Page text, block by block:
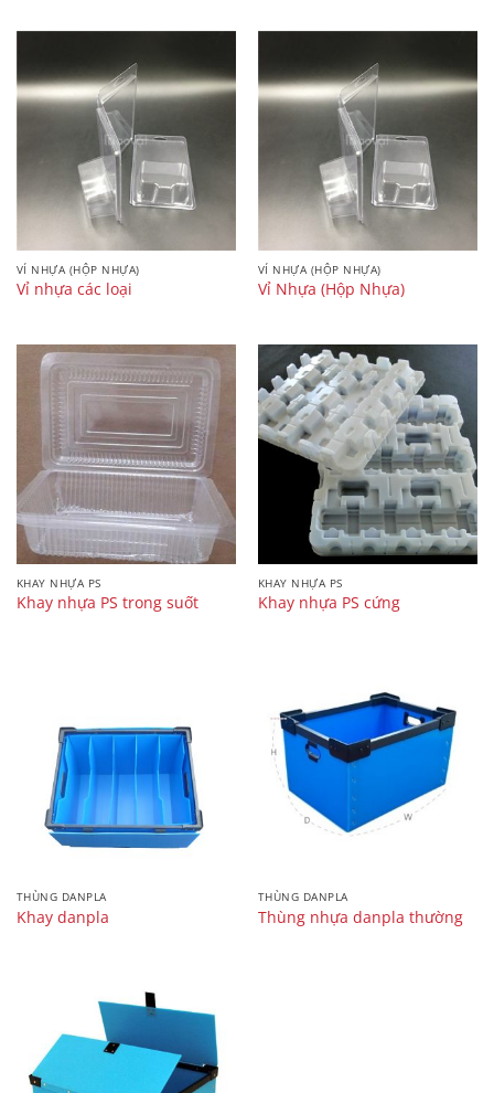
VỈ NHỰA (HỘP NHỰA)
Vỉ nhựa các loại
VỈ NHỰA (HỘP NHỰA)
Vỉ Nhựa (Hộp Nhựa)
KHAY NHỰA PS
Khay nhựa PS trong suốt
KHAY NHỰA PS
Khay nhựa PS cứng
THÙNG DANPLA
Khay danpla
THÙNG DANPLA
Thùng nhựa danpla thường